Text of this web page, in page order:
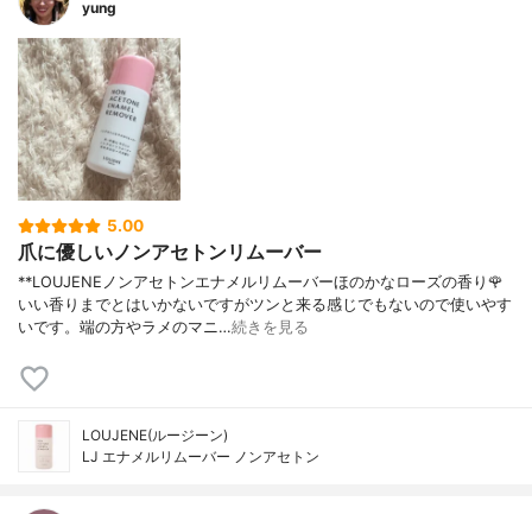
yung
5.00
爪に優しいノンアセトンリムーバー
**LOUJENEノンアセトンエナメルリムーバーほのかなローズの香り🌹
いい香りまでとはいかないですがツンと来る感じでもないので使いやす
いです。端の方やラメのマニ…続きを見る
LOUJENE(ルージーン)
LJ エナメルリムーバー ノンアセトン